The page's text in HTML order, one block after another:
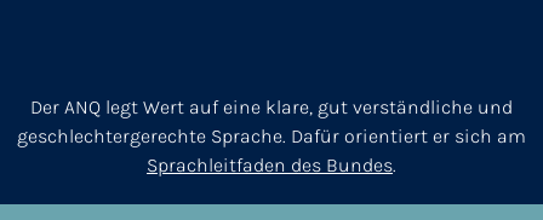
Der ANQ legt Wert auf eine klare, gut verständliche und
geschlechtergerechte Sprache. Dafür orientiert er sich am
Sprachleitfaden des Bundes.